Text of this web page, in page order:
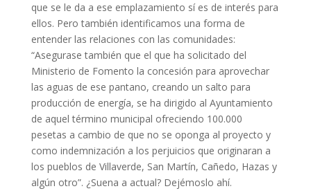
que se le da a ese emplazamiento sí es de interés para
ellos. Pero también identificamos una forma de
entender las relaciones con las comunidades:
“Asegurase también que el que ha solicitado del
Ministerio de Fomento la concesión para aprovechar
las aguas de ese pantano, creando un salto para
producción de energía, se ha dirigido al Ayuntamiento
de aquel término municipal ofreciendo 100.000
pesetas a cambio de que no se oponga al proyecto y
como indemnización a los perjuicios que originaran a
los pueblos de Villaverde, San Martín, Cañedo, Hazas y
algún otro”. ¿Suena a actual? Dejémoslo ahí.